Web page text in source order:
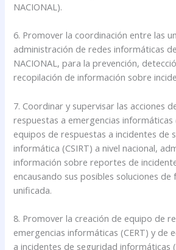
NACIONAL).
6. Promover la coordinación entre las
administración de redes informáticas
NACIONAL, para la prevención,
recopilación de información sobre
7. Coordinar y supervisar las acciones
respuestas a emergencias informáticas
equipos de respuestas a incidentes de
informática (CSIRT) a nivel nacional,
información sobre reportes de
encausando sus posibles soluciones
unificada.
8. Promover la creación de equipo de
emergencias informáticas (CERT) y de
a incidentes de seguridad informáticas